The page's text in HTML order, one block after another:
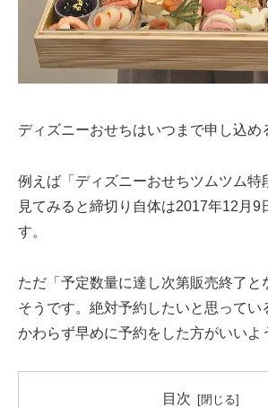
ディズニーおせちはいつまで申し込め
例えば「ディズニーおせちツムツム特
見てみると締切り自体は2017年12月9
す。
ただ「予定数量に達し次第販売終了と
そうです。絶対予約したいと思ってい
かわらず早めに予約をした方がいいよ
目次